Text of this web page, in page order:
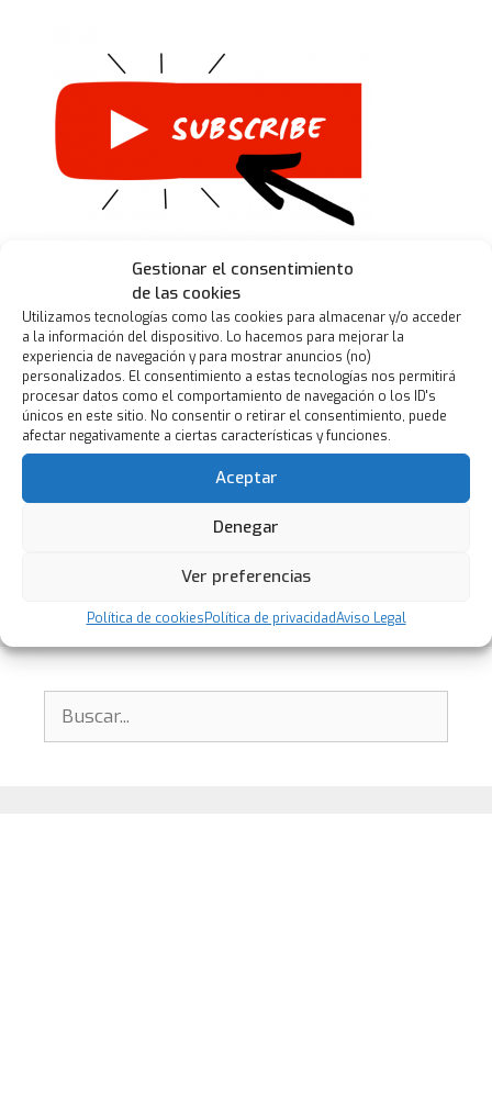
Gestionar el consentimiento
de las cookies
Utilizamos tecnologías como las cookies para almacenar y/o acceder
a la información del dispositivo. Lo hacemos para mejorar la
experiencia de navegación y para mostrar anuncios (no)
personalizados. El consentimiento a estas tecnologías nos permitirá
procesar datos como el comportamiento de navegación o los ID's
únicos en este sitio. No consentir o retirar el consentimiento, puede
afectar negativamente a ciertas características y funciones.
Aceptar
Denegar
Ver preferencias
Política de cookiesPolítica de privacidadAviso Legal